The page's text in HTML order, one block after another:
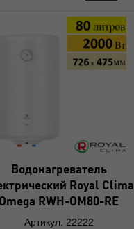
Водонагреватель
Royal Clima
Omega RWH-OM80-RE
Артикул: 22222